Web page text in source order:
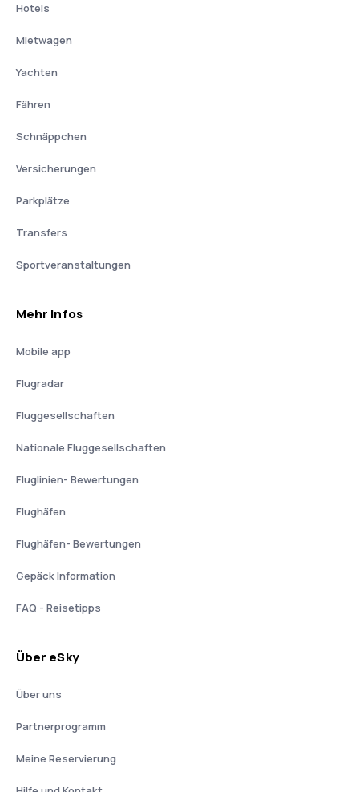
Hotels
Mietwagen
Yachten
Fähren
Schnäppchen
Versicherungen
Parkplätze
Transfers
Sportveranstaltungen
Mehr Infos
Mobile app
Flugradar
Fluggesellschaften
Nationale Fluggesellschaften
Fluglinien- Bewertungen
Flughäfen
Flughäfen- Bewertungen
Gepäck Information
FAQ - Reisetipps
Über eSky
Über uns
Partnerprogramm
Meine Reservierung